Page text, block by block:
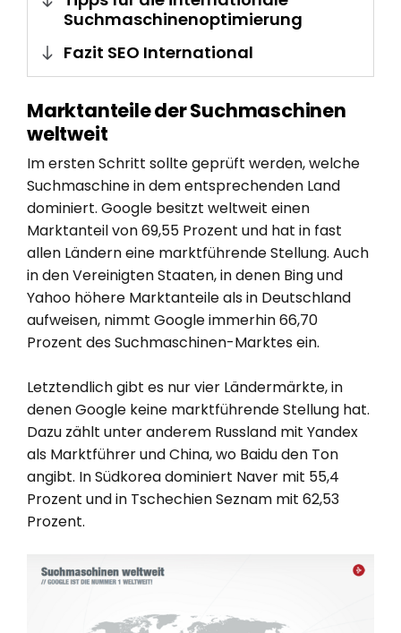
Suchmaschinenoptimierung
Fazit SEO International
Marktanteile der Suchmaschinen
weltweit
Im ersten Schritt sollte geprüft werden, welche
Suchmaschine in dem entsprechenden Land
dominiert. Google besitzt weltweit einen
Marktanteil von 69,55 Prozent und hat in fast
allen Ländern eine marktführende Stellung. Auch
in den Vereinigten Staaten, in denen Bing und
Yahoo höhere Marktanteile als in Deutschland
aufweisen, nimmt Google immerhin 66,70
Prozent des Suchmaschinen-Marktes ein.
Letztendlich gibt es nur vier Ländermärkte, in
denen Google keine marktführende Stellung hat.
Dazu zählt unter anderem Russland mit Yandex
als Marktführer und China, wo Baidu den Ton
angibt. In Südkorea dominiert Naver mit 55,4
Prozent und in Tschechien Seznam mit 62,53
Prozent.